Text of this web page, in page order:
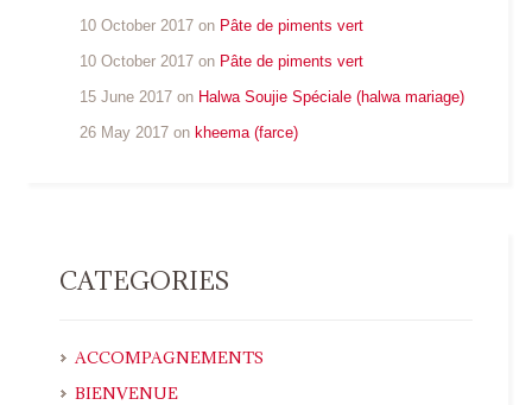
10 October 2017 on Pâte de piments vert
10 October 2017 on Pâte de piments vert
15 June 2017 on Halwa Soujie Spéciale (halwa mariage)
26 May 2017 on kheema (farce)
CATEGORIES
ACCOMPAGNEMENTS
BIENVENUE